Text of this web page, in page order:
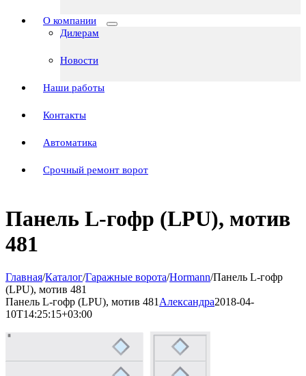
О компании
Дилерам
Новости
Наши работы
Контакты
Автоматика
Срочный ремонт ворот
Панель L-гофр (LPU), мотив
481
Главная/Каталог/Гаражные ворота/Hormann/Панель L-гофр
(LPU), мотив 481
Панель L-гофр (LPU), мотив 481 Александра2018-04-
10T14:25:15+03:00